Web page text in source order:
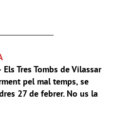
Tres Tombs de Vilassar
pel mal temps, se
27 de febrer. No us la